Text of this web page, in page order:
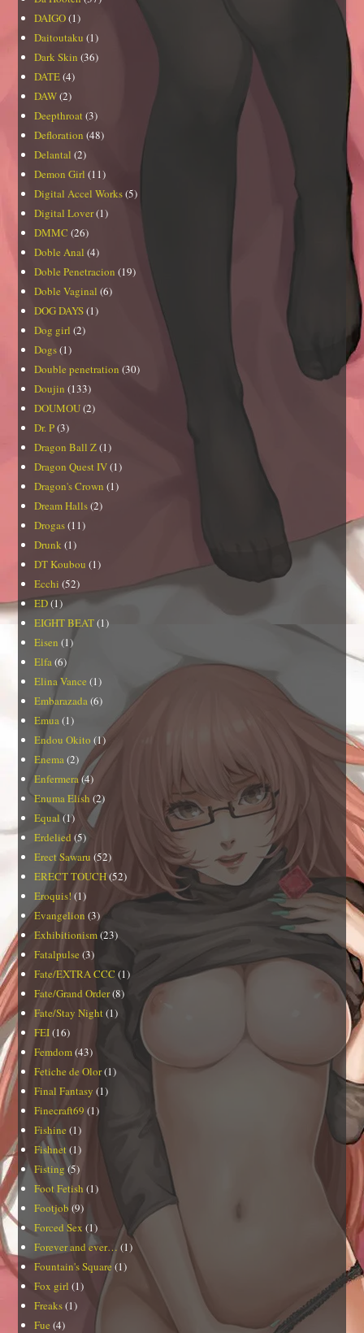
DAIGO(1)
Daitoutaku (1)
Dark Skin (36)
DATE(4)
DAW(2)
Deepthroat (3)
Defloration (48)
Delantal (2)
Demon Girl (11)
Digital Accel Works(5)
Digital Lover(1)
DMMC (26)
Doble Anal (4)
Doble Penetracion (19)
Doble Vaginal (6)
DOG DAYS(1)
Dog girl (2)
Dogs(1)
Double penetration (30)
Doujin (133)
DOUMOU(2)
Dr. P(3)
Dragon Ball Z(1)
Dragon Quest IV(1)
Dragon's Crown (1)
Dream Halls(2)
Drogas(11)
Drunk (1)
DT Koubou (1)
Ecchi (52)
ED(1)
EIGHT BEAT(1)
Eisen (1)
Elfa (6)
Elina Vance (1)
Embarazada (6)
Emua (1)
Endou Okito (1)
Enema (2)
Enfermera(4)
Enuma Elish (2)
Equal (1)
Erdelied (5)
Erect Sawaru (52)
ERECT TOUCH(52)
Eroquis! (1)
Evangelion (3)
Exhibitionism(23)
Fatalpulse (3)
Fate/EXTRA CCC (1)
Fate/Grand Order(8)
Fate/Stay Night (1)
FEI(16)
Femdom(43)
Fetiche de Olor(1)
Final Fantasy (1)
Finecraft69 (1)
Fishine (1)
Fishnet (1)
Fisting(5)
Foot Fetish (1)
Footjob (9)
Forced Sex (1)
Forever and ever… (1)
Fountain's Square (1)
Fox girl (1)
Freaks(1)
Fue (4)